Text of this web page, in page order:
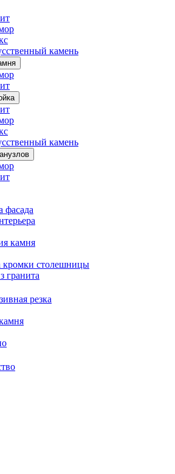
камень
камень
фасада
камня
кромки столешницы
гранита
резка